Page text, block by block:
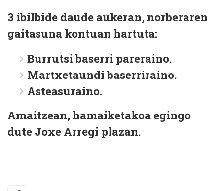
3 ibilbide daude aukeran, norberaren
gaitasuna kontuan hartuta:
Burrutsi baserri pareraino.
Martxetaundi baserriraino.
Asteasuraino.
Amaitzean, hamaiketakoa egingo
dute Joxe Arregi plazan.